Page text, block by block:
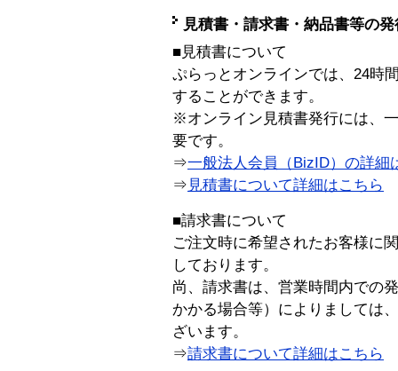
見積書・請求書・納品書等の
■見積書について
ぷらっとオンラインでは、24時
することができます。
※オンライン見積書発行には、
要です。
⇒一般法人会員（BizID）の詳細
⇒ 見積書について詳細はこちら
■請求書について
ご注文時に希望されたお客様に
しております。
尚、請求書は、営業時間内での
かかる場合等）によりましては
ざいます。
⇒請求書について詳細はこちら